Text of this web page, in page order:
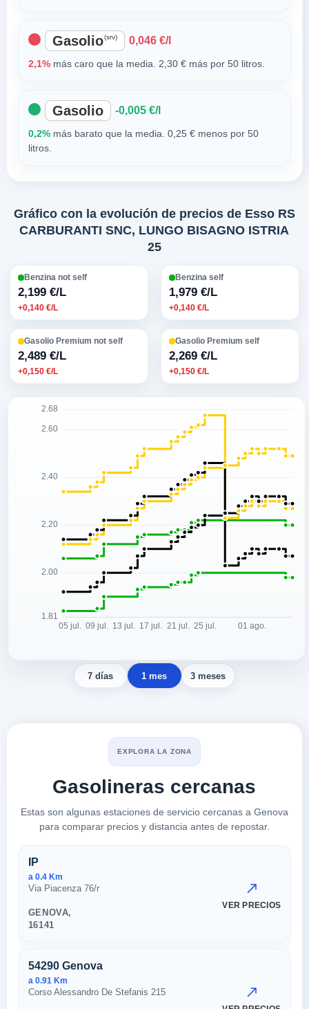
Gasolio(srv) 0,046 €/l
2,1%más caro que la media. 2,30 € más por 50 litros.
Gasolio -0,005 €/l
0,2%más barato que la media. 0,25 € menos por 50
litros.
Gráfico con la evolución de precios de Esso RS
CARBURANTI SNC, LUNGO BISAGNO ISTRIA
25
Benzina not self
2,199 €/L
+0,140 €/L
Benzina self
1,979 €/L
+0,140 €/L
Gasolio Premium not self
2,489 €/L
+0,150 €/L
Gasolio Premium self
2,269 €/L
+0,150 €/L
7 días 1 mes 3 meses
EXPLORA LA ZONA
Gasolineras cercanas
Estas son algunas estaciones de servicio cercanas a Genova
para comparar precios y distancia antes de repostar.
Estaciones cercanas en
IP
a 0.4 Km
Via Piacenza 76/r
GENOVA,
16141
VER PRECIOS
54290 Genova
a 0.91 Km
Corso Alessandro De Stefanis 215